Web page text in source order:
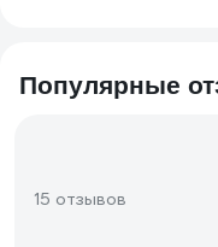
Популярные
15 отзывов